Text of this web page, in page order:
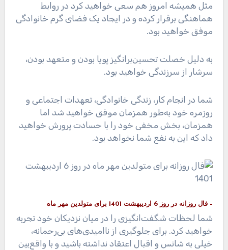
مثل همیشه امروز هم سعی خواهید کرد در روابط
هماهنگی برقرار کرده و در ایجاد یک فضای گرم خانوادگی
موفق خواهید بود.
به دلیل خصلت تحسین‌برانگیز پویا بودن و متعهد بودن،
سرشار از سرزندگی خواهید بود.
شما در انجام کار، زندگی خانوادگی، تعهدات اجتماعی و
روزمره خود به‌طور همزمان موفق خواهید شد اما
همزمان، بخش مخفی خود را با حسادت پرورش خواهید
داد که این به نفع شما نخواهد بود.
– فال روزانه در روز 6 اردیبهشت 1401 برای متولدین مهر ماه
شما لحظات شگفت‌انگیزی را در میان نزدیکان خود تجربه
خواهید کرد. برای جلوگیری از ناامیدی‌های بی‌رحمانه،
خیلی به شانس و اقبال اعتقاد نداشته باشید و با واقع‌بین